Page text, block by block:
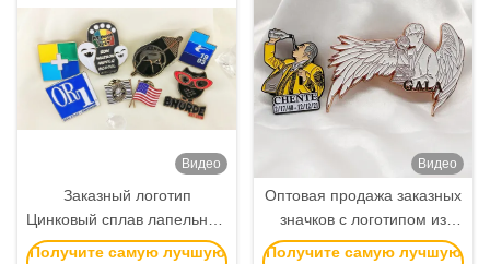
Видео
Заказный логотип
Цинковый сплав лапельный
штифт толщиной 1,5 мм
Получите самую лучшую
Видео
Оптовая продажа заказных
значков с логотипом из
мягкой эмали, толщина
Получите самую лучшую